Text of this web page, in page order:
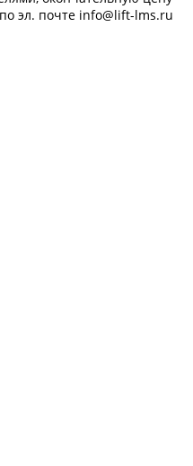
эл. почте info@lift-lms.ru